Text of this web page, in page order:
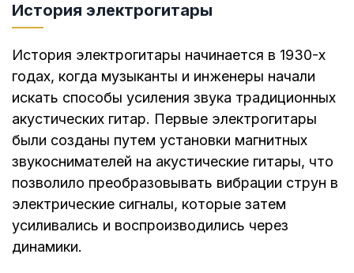
История электрогитары
История электрогитары начинается в 1930-х
годах, когда музыканты и инженеры начали
искать способы усиления звука традиционных
акустических гитар. Первые электрогитары
были созданы путем установки магнитных
звукоснимателей на акустические гитары, что
позволило преобразовывать вибрации струн в
электрические сигналы, которые затем
усиливались и воспроизводились через
динамики.